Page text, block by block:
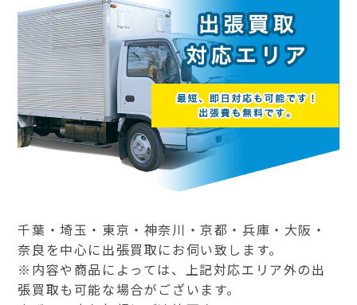
千葉・埼玉・東京・神奈川・京都・兵庫・大阪・
奈良を中心に出張買取にお伺い致します。
※内容や商品によっては、上記対応エリア外の出
張買取も可能な場合がございます。